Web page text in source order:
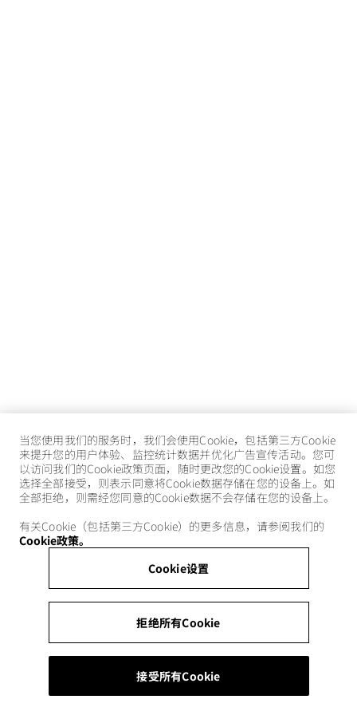
当您使用我们的服务时，我们会使用Cookie，包括第三方Cookie
来提升您的用户体验、监控统计数据并优化广告宣传活动。您可
以访问我们的Cookie政策页面，随时更改您的Cookie设置。如您
选择全部接受，则表示同意将Cookie数据存储在您的设备上。如
全部拒绝，则需经您同意的Cookie数据不会存储在您的设备上。
有关Cookie（包括第三方Cookie）的更多信息，请参阅我们的
Cookie政策。
Cookie设置
拒绝所有Cookie
接受所有Cookie